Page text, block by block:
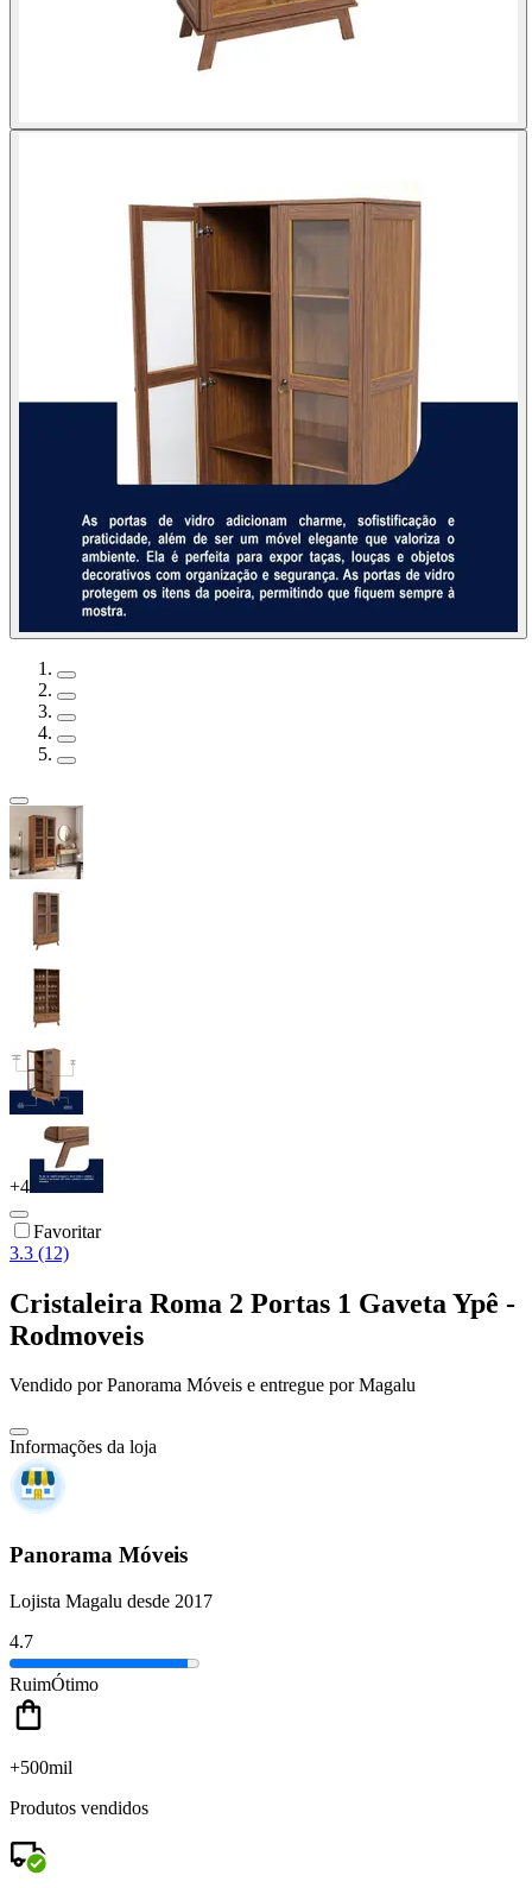
+4
Favoritar
3.3 (12)
Cristaleira Roma 2 Portas 1 Gaveta Ypê -
Rodmoveis
Vendido porPanorama Móveis e entregue por Magalu
Informações da loja
Panorama Móveis
Lojista Magalu desde 2017
4.7
RuimÓtimo
+500mil
Produtos vendidos